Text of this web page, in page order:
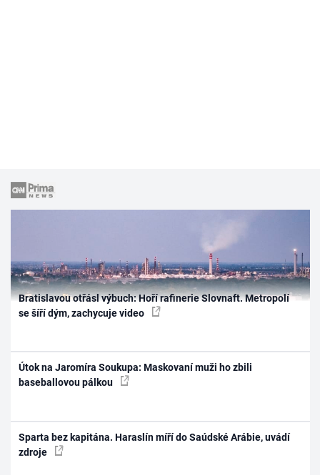
Bratislavou otřásl výbuch: Hoří rafinerie Slovnaft. Metropolí
se šíří dým, zachycuje video
Útok na Jaromíra Soukupa: Maskovaní muži ho zbili
baseballovou pálkou
Sparta bez kapitána. Haraslín míří do Saúdské Arábie, uvádí
zdroje